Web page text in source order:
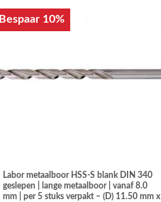
Bespaar 10%
Labor metaalboor HSS-S blank DIN 340
geslepen | lange metaalboor | vanaf 8.0
mm | per 5 stuks verpakt – (D) 11.50 mm x